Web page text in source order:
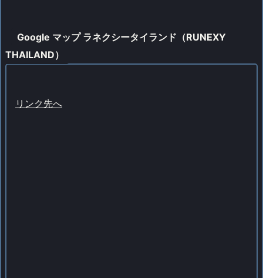
Google マップ ラネクシータイランド（RUNEXY
THAILAND）
リンク先へ